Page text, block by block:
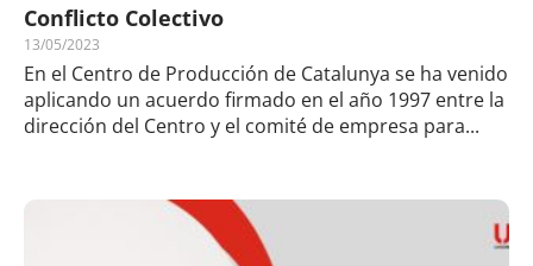
Conflicto Colectivo
13/05/2023
En el Centro de Producción de Catalunya se ha venido
aplicando un acuerdo firmado en el año 1997 entre la
dirección del Centro y el comité de empresa para...